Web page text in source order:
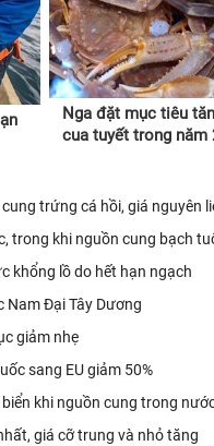
Nga đặt mục tiêu
cua tuyết trong năm
trứng cá hồi, giá nguyên
trong khi nguồn cung bạch
khổng lồ do hết hạn ngạch
Nam Đại Tây Dương
giảm nhẹ
sang EU giảm 50%
khi nguồn cung trong
giá cỡ trung và nhỏ tăng